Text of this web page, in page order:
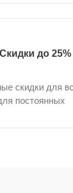
Скидки до 25%
скидки для
постоянных